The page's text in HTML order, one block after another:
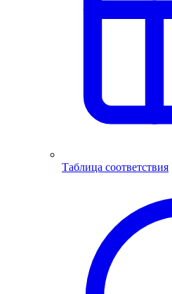
Таблица соответствия